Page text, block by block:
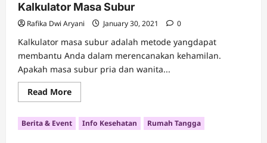
Buah
Kalkulator Masa Subur
Rafika Dwi Aryani January 30, 2021 0
Kalkulator masa subur adalah metode yangdapat
membantu Anda dalam merencanakan kehamilan.
Apakah masa subur pria dan wanita...
Read MoreRead
more
Rencanakan
Kehamilan
Anda
Berita & Event Info Kesehatan Rumah Tangga